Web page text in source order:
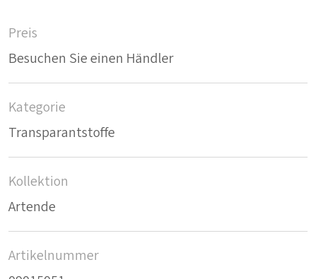
Preis
Besuchen Sie einen Händler
Kategorie
Transparantstoffe
Kollektion
Artende
Artikelnummer